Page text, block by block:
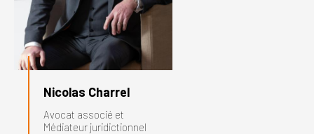
Nicolas Charrel
Avocat associé et
Médiateur juridictionnel